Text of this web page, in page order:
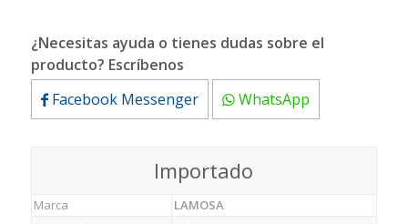
¿Necesitas ayuda o tienes dudas sobre el
producto? Escríbenos
Facebook Messenger
WhatsApp
Importado
Marca
LAMOSA